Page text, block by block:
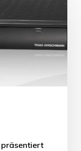
präsentiert